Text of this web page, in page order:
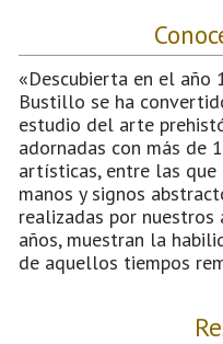
«Descubierta en el año
Bustillo se ha
estudio del arte
adornadas con más de
artísticas, entre las que
manos y signos
realizadas por nuestros
años, muestran la
de aquellos tiempos